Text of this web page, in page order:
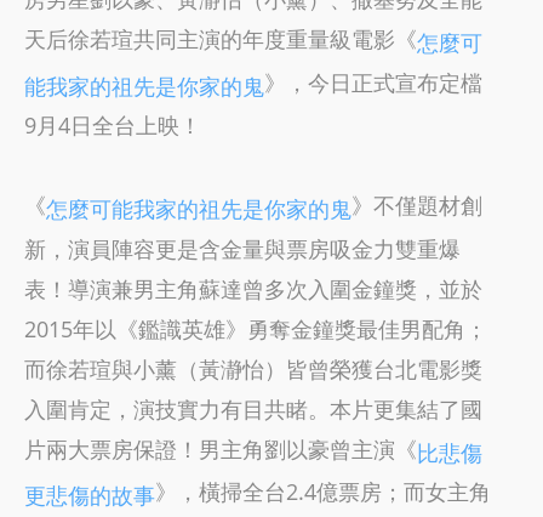
天后徐若瑄共同主演的年度重量級電影《怎麼可
能我家的祖先是你家的鬼》，今日正式宣布定檔
9月4日全台上映！
《怎麼可能我家的祖先是你家的鬼》不僅題材創
新，演員陣容更是含金量與票房吸金力雙重爆
表！導演兼男主角蘇達曾多次入圍金鐘獎，並於
2015年以《鑑識英雄》勇奪金鐘獎最佳男配角；
而徐若瑄與小薰（黃瀞怡）皆曾榮獲台北電影獎
入圍肯定，演技實力有目共睹。本片更集結了國
片兩大票房保證！男主角劉以豪曾主演《比悲傷
更悲傷的故事》，橫掃全台2.4億票房；而女主角